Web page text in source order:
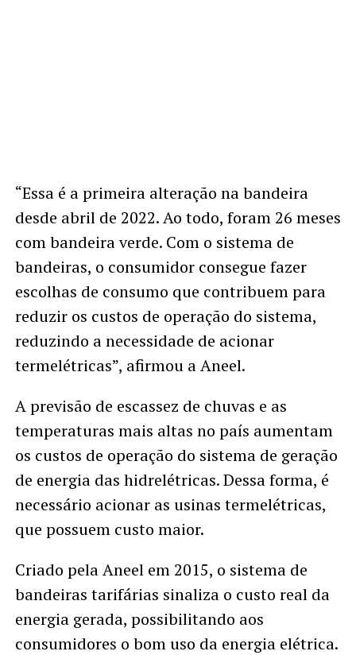
“Essa é a primeira alteração na bandeira
desde abril de 2022. Ao todo, foram 26 meses
com bandeira verde. Com o sistema de
bandeiras, o consumidor consegue fazer
escolhas de consumo que contribuem para
reduzir os custos de operação do sistema,
reduzindo a necessidade de acionar
termelétricas”, afirmou a Aneel.
A previsão de escassez de chuvas e as
temperaturas mais altas no país aumentam
os custos de operação do sistema de geração
de energia das hidrelétricas. Dessa forma, é
necessário acionar as usinas termelétricas,
que possuem custo maior.
Criado pela Aneel em 2015, o sistema de
bandeiras tarifárias sinaliza o custo real da
energia gerada, possibilitando aos
consumidores o bom uso da energia elétrica.